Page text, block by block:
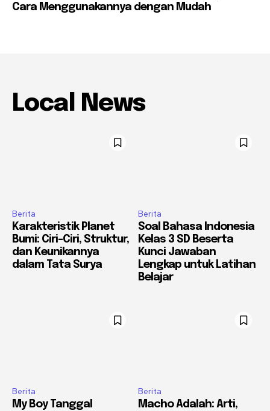
Cara Menggunakannya dengan Mudah
Local News
Berita
Karakteristik Planet
Bumi: Ciri-Ciri, Struktur,
dan Keunikannya
dalam Tata Surya
Berita
Soal Bahasa Indonesia
Kelas 3 SD Beserta
Kunci Jawaban
Lengkap untuk Latihan
Belajar
Berita
My Boy Tanggal
Berita
Macho Adalah: Arti,